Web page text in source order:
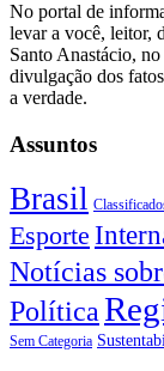
No portal de
levar a você, leitor,
Santo Anastácio,
divulgação dos
a verdade.
Assuntos
Brasil
Esporte
Notícias
Política
Sem Categoria